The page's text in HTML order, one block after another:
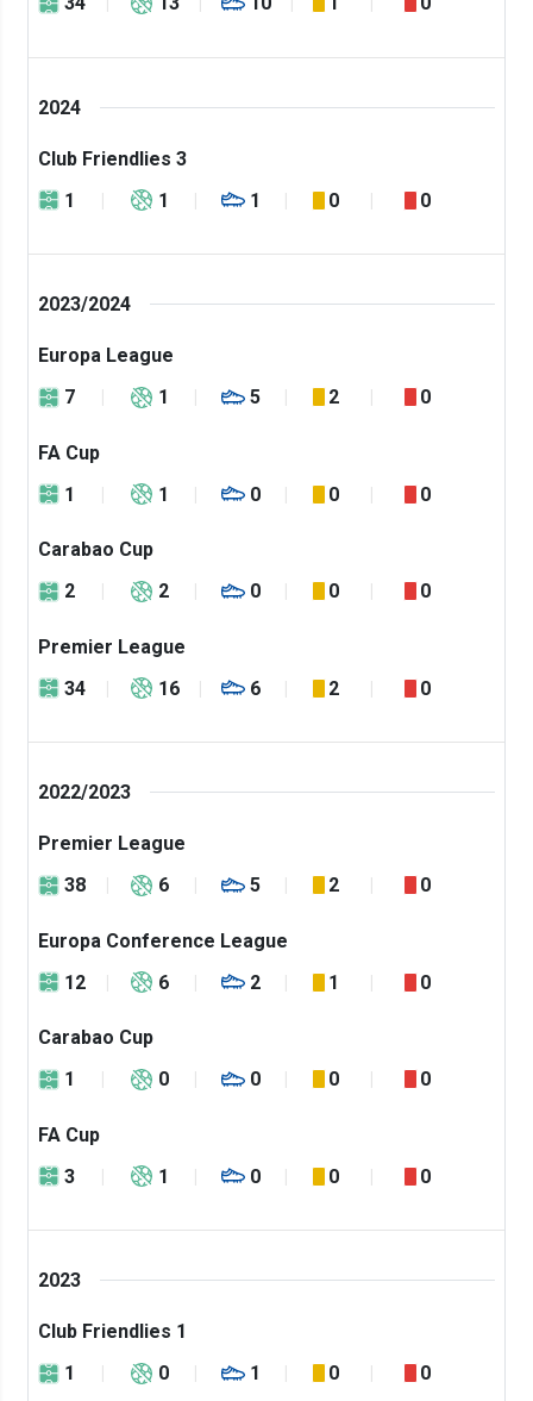
2024
Club Friendlies 3
1
1 1 0 0
2023/2024
Europa League
7
1 5 2 0
FA Cup
1
1 0 0 0
Carabao Cup
2
2 0 0 0
Premier League
34
16 6 2 0
2022/2023
Premier League
38
6 5 2 0
Europa Conference League
12
6 2 1 0
Carabao Cup
1
0 0 0 0
FA Cup
3
1 0 0 0
2023
Club Friendlies 1
1
0 1 0 0